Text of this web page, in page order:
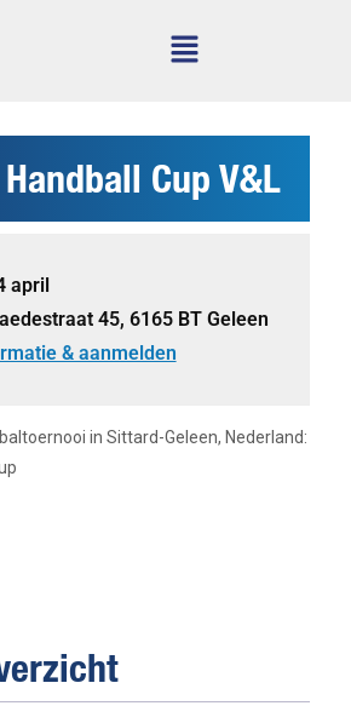
Cup V&L
april
45, 6165 BT Geleen
& aanmelden
in Sittard-Geleen, Nederland: